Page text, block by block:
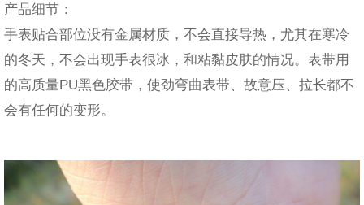
产品细节：
手表贴合部位没有金属材质，不会直接导热，尤其在寒冷
的冬天，不会出现手表很冰，和粘黏皮肤的情况。表带用
的高质量PU黑色胶带，使劲弯曲表带、故意压、拉长都不
会有任何的变形。